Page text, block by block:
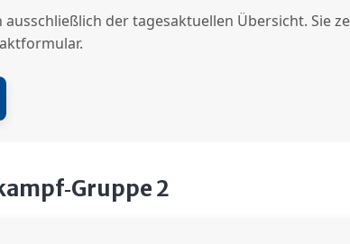
der tagesaktuellen Übersicht. Sie
2